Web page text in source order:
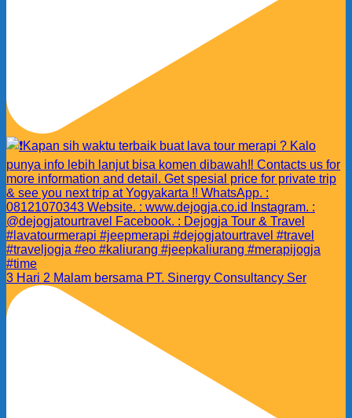
3 Hari 2 Malam bersama PT. Sinergy Consultancy Ser